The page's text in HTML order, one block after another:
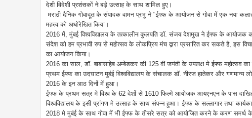
देशी विदेशी प्रशंसकों ने बड़े उत्साह के साथ शामिल हुए।
मराठी दैनिक गोवादूत के संपादक वामन प्रभु ने "ईफ्फ के आयोजन से गोवा में एक नया
महत्त्व को अधोरेखित किया।
2016 में, मुंबई विश्वविद्यालय के तत्कालीन कुलपति डॉ. संजय देशमुख ने ईफ्फ के आयोजक
संदेश को हम प्रभावी रुप से महोत्सव के लोकप्रिय मंच द्वारा प्रसारित कर सकते है, इस
का आयोजन किया।
2016 का साल, डाॅ. बाबासाहेब अम्बेडकर की 125 वीं जयंती के उपलक्ष मे ईफ्फ महोत्सव का
प्रथम ईफ्फ का उदघाटन मुबंई विश्वविद्यालय के संचालक डाॅ. नीरज हातेकर और गणमान्य
2016 के इन आठ दिनों में हुआ।
ईफ्फ के प्रथम सत्र मे विश्व के 62 देशों से 1610 फिल्मे आयोजक आयएनएन के पास
विश्वविद्यालय के इसी प्रांगण मे उत्साह के साथ संपन्न हुआ। ईफ्फ के सल्लागार तथा
2018 मे मुबंई के साथ गोवा में भी ईफ्फ के तीसरे सत्र को आयोजित करने के करण समर्थ के